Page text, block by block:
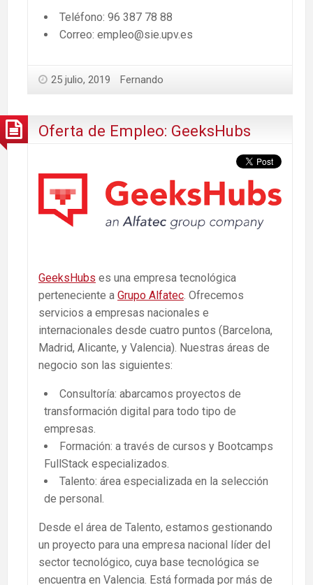
Teléfono: 96 387 78 88
Correo: empleo@sie.upv.es
25 julio, 2019 Fernando
Oferta de Empleo: GeeksHubs
GeeksHubs es una empresa tecnológica
perteneciente a Grupo Alfatec . Ofrecemos
servicios a empresas nacionales e
internacionales desde cuatro puntos (Barcelona,
Madrid, Alicante, y Valencia). Nuestras áreas de
negocio son las siguientes:
Consultoría: abarcamos proyectos de
transformación digital para todo tipo de
empresas.
Formación: a través de cursos y Bootcamps
FullStack especializados.
Talento: área especializada en la selección
de personal.
Desde el área de Talento, estamos gestionando
un proyecto para una empresa nacional líder del
sector tecnológico, cuya base tecnológica se
encuentra en Valencia. Está formada por más de